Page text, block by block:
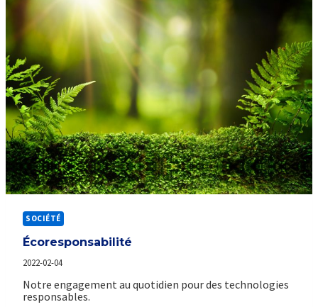
SOCIÉTÉ
Écoresponsabilité
2022-02-04
Notre engagement au quotidien pour des technologies
responsables.